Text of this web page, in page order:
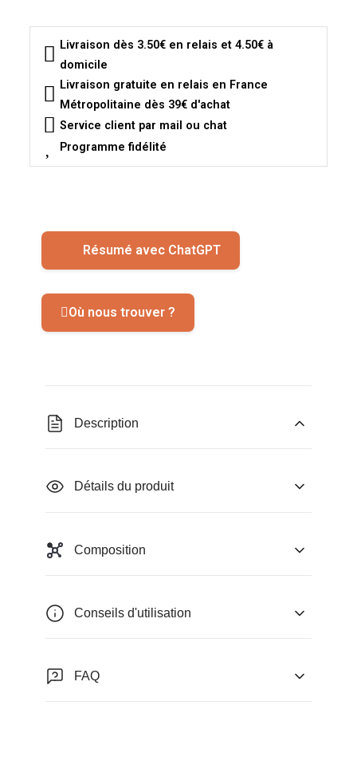
Livraison dès 3.50€ en relais et 4.50€ à
domicile
Livraison gratuite en relais en France
Métropolitaine dès 39€ d'achat
Service client par mail ou chat
Programme fidélité
Résumé avec ChatGPT
Où nous trouver ?
Description
Détails du produit
Composition
Conseils d'utilisation
FAQ